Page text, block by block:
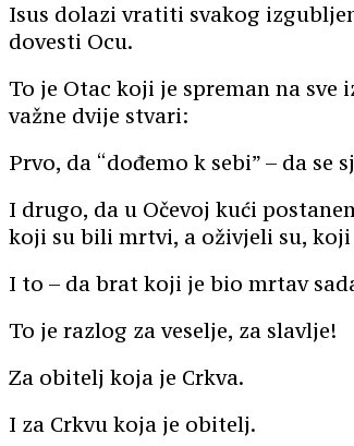
Isus dolazi vratiti svakog
dovesti Ocu.
To je Otac koji je spreman na
važne dvije stvari:
Prvo, da “dođemo k sebi” – da
I drugo, da u Očevoj kući
koji su bili mrtvi, a oživjeli su,
I to – da brat koji je bio mrtav
To je razlog za veselje, za slavlje!
Za obitelj koja je Crkva.
I za Crkvu koja je obitelj.